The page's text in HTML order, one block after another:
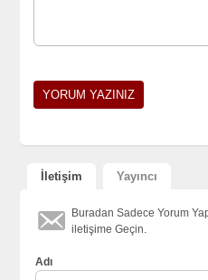
İletişim Yayıncı
Buradan Sadece Yorum
iletişime Geçin.
Adı